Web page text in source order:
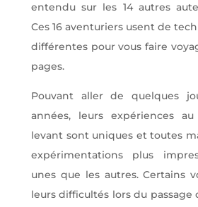
entendu sur les 14 autres
Ces 16 aventuriers usent de
différentes pour vous faire
pages.
Pouvant aller de quelques
années, leurs expériences
levant sont uniques et toutes
expérimentations plus
unes que les autres. Certains
leurs difficultés lors du passage